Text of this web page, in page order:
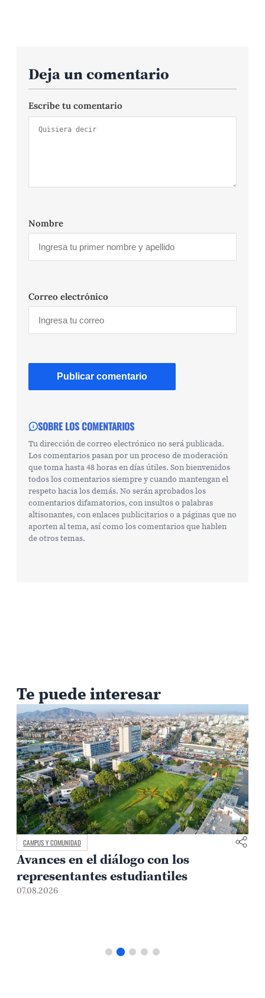
Deja un comentario
Escribe tu comentario
Nombre
Correo electrónico
SOBRE LOS COMENTARIOS
Tu dirección de correo electrónico no será publicada.
Los comentarios pasan por un proceso de moderación
que toma hasta 48 horas en días útiles. Son bienvenidos
todos los comentarios siempre y cuando mantengan el
respeto hacia los demás. No serán aprobados los
comentarios difamatorios, con insultos o palabras
altisonantes, con enlaces publicitarios o a páginas que no
aporten al tema, así como los comentarios que hablen
de otros temas.
Te puede interesar
CAMPUS Y COMUNIDAD
Avances en el diálogo con los
representantes estudiantiles
07.08.2026